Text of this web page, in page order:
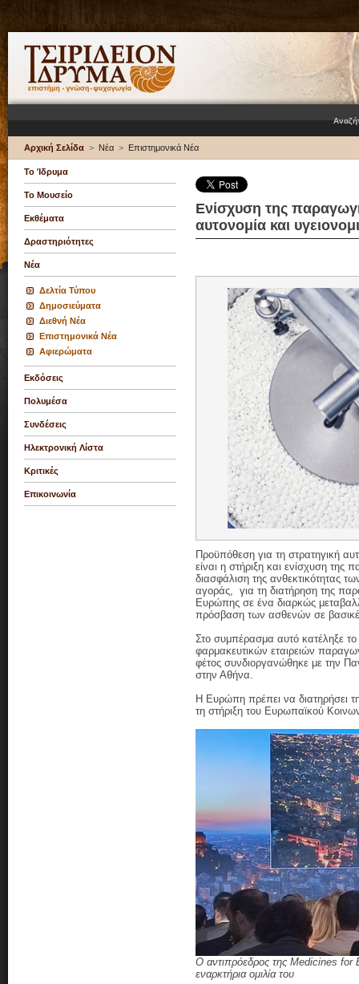
Αρχική Σελίδα > Νέα > Επιστημονικά Νέα
Το Ίδρυμα
Το Μουσείο
Εκθέματα
Δραστηριότητες
Νέα
Δελτία Τύπου
Δημοσιεύματα
Διεθνή Νέα
Επιστημονικά Νέα
Αφιερώματα
Εκδόσεις
Πολυμέσα
Συνδέσεις
Ηλεκτρονική Λίστα
Κριτικές
Επικοινωνία
Ενίσχυση της
αυτονομία και
Προϋπόθεση για τη στρατηγική
είναι η στήριξη και ενίσχυση της
διασφάλιση της ανθεκτικότητας
αγοράς, για τη διατήρηση της
Ευρώπης σε ένα διαρκώς
πρόσβαση των ασθενών σε
Στο συμπέρασμα αυτό κατέληξε
φαρμακευτικών εταιρειών
φέτος συνδιοργανώθηκε με την
στην Αθήνα.
Η Ευρώπη πρέπει να διατηρήσει
τη στήριξη του Ευρωπαϊκού
Ο αντιπρόεδρος της Medicines
εναρκτήρια ομιλία του